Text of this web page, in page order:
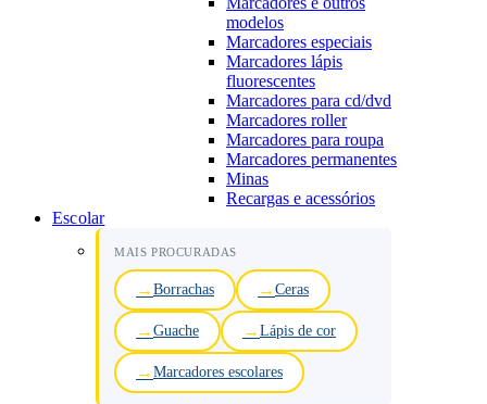
modelos
Marcadores especiais
Marcadores lápis
fluorescentes
Marcadores para cd/dvd
Marcadores roller
Marcadores para roupa
Marcadores permanentes
Minas
Recargas e acessórios
Escolar
MAIS PROCURADAS
Borrachas Ceras
Guache Lápis de cor
Marcadores escolares